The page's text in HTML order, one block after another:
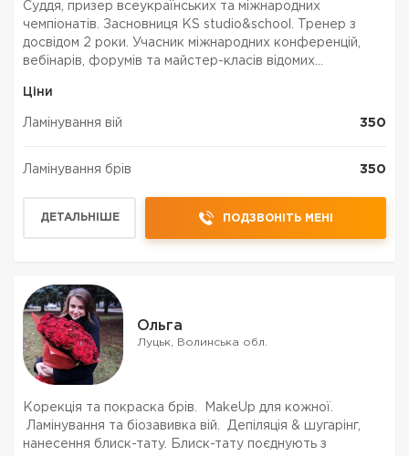
Суддя, призер всеукраїнських та міжнародних
чемпіонатів. Засновниця KS studio&school. Тренер з
досвідом 2 роки. Учасник міжнародних конференцій,
вебінарів, форумів та майстер-класів відомих
Власниця більш ніж 60 сертифікатів по нарощен...
Ціни
Ламінування вій 350
Ламінування брів 350
ДЕТАЛЬНІШЕ ПОДЗВОНІТЬ МЕНІ
Ольга
Луцьк, Волинська обл.
Корекція та покраска брів. МakeUp для кожної.
Ламінування та біозавивка вій. Депіляція & шугарінг,
нанесення блиск-тату. Блиск-тату поєднують з